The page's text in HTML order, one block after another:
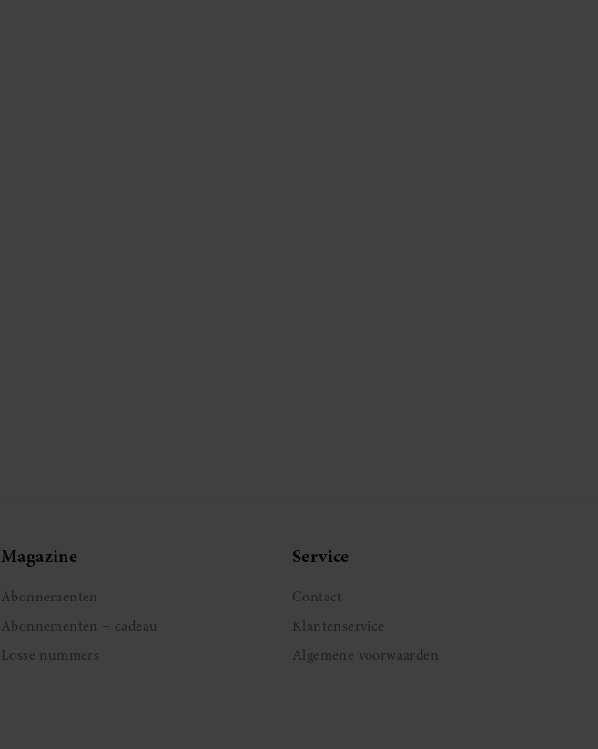
Magazine
Abonnementen
Abonnementen + cadeau
Losse nummers
Service
Contact
Klantenservice
Algemene voorwaarden